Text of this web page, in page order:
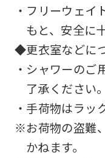
・フリーウェイ
もと、安全に
◆更衣室などに
・シャワーのご
了承ください。
・手荷物はラッ
※お荷物の盗難
かねます。